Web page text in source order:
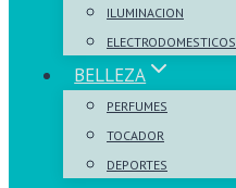
ILUMINACION
ELECTRODOMESTICOS
BELLEZA
PERFUMES
TOCADOR
DEPORTES